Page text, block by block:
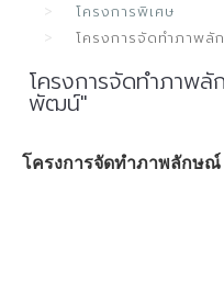
โครงการพิเศษ
โครงการจัดทำภา
โครงการจัดทำภา
พัฒน์"
โครงการจัดทำภาพลักษ